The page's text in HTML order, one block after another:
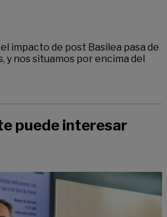
impacto de post Basilea pasa de
y nos situamos por encima del
puede interesar